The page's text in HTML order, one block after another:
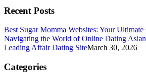
Recent Posts
Best Sugar Momma Websites: Your
Navigating the World of Online Dating
Leading Affair Dating SiteMarch 30, 2026
Categories